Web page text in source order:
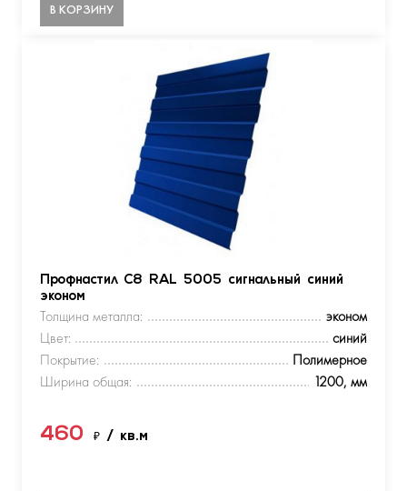
В КОРЗИНУ
Профнастил С8 RAL 5005 сигнальный синий
эконом
Толщина металла:
эконом
Цвет:
синий
Покрытие:
Полимерное
Ширина общая:
1200, мм
460 ₽ / кв.м